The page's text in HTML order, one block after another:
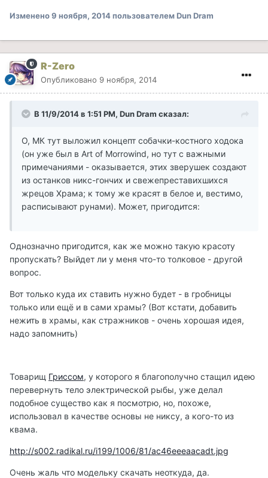
Изменено9 ноября, 2014пользователем Dun Dram
R-Zero
Опубликовано 9 ноября, 2014
В 11/9/2014 в 1:51 PM, Dun Dram сказал:
О, МК тут выложил концепт собачки-костного ходока
(он уже был в Art of Morrowind, но тут с важными
примечаниями - оказывается, этих зверушек создают
из останков никс-гончих и свежепреставихшихся
жрецов Храма; к тому же красят в белое и, вестимо,
расписывают рунами). Может, пригодится:
Однозначно пригодится, как же можно такую красоту
пропускать? Выйдет ли у меня что-то толковое - другой
вопрос.
Вот только куда их ставить нужно будет - в гробницы
только или ещё и в сами храмы? (Вот кстати, добавить
нежить в храмы, как стражников - очень хорошая идея,
надо запомнить)
Товарищ Гриссом, у которого я благополучно стащил идею
перевернуть тело электрической рыбы, уже делал
подобное существо как я посмотрю, но, похоже,
использовал в качестве основы не никсу, а кого-то из
квама.
http://s002.radikal.ru/i199/1006/81/ac46eeeaacadt.jpg
Очень жаль что модельку скачать неоткуда, да.